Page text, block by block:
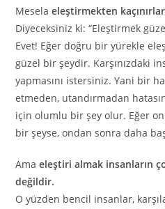
Meselaeleştirmekten kaçınırlar
Diyeceksiniz ki: “Eleştirmek
Evet! Eğer doğru bir yürekle
güzel bir şeydir. Karşınızdaki
yapmasını istersiniz. Yani bir
etmeden, utandırmadan
için olumlu bir şey olur. Eğer
bir şeyse, ondan sonra daha
Amaeleştiri almak insanların
değildir.
O yüzden bencil insanlar,